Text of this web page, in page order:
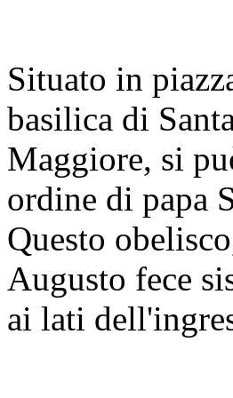
Situato in
basilica di
Maggiore, si
ordine di papa
Questo
Augusto fece
ai lati